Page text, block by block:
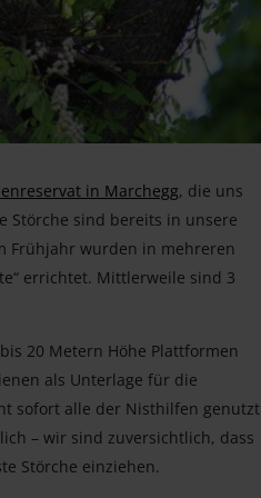
in Marchegg, die uns
Störche sind bereits in unsere
Frühjahr wurden in mehreren
errichtet. Mittlerweile sind 3
20 Metern Höhe Plattformen
als Unterlage für die
sofort alle der Nisthilfen genutzt
– wir sind zuversichtlich, dass
Störche einziehen.